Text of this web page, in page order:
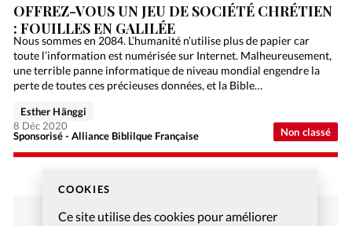
COOKIES
Ce site utilise des cookies pour améliorer
Non classé
OFFREZ-VOUS UN JEU DE SOCIÉTÉ CHRÉTIEN
: FOUILLES EN GALILÉE
Nous sommes en 2084. L’humanité n’utilise plus de papier car
toute l’information est numérisée sur Internet. Malheureusement,
une terrible panne informatique de niveau mondial engendre la
perte de toutes ces précieuses données, et la Bible…
Sponsorisé - Alliance Biblilque Française
Esther Hänggi
8 Déc 2020